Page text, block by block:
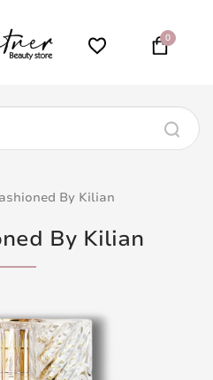
0
By Kilian
By Kilian